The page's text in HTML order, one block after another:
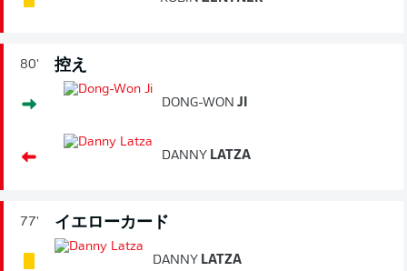
80' 控え
DONG-WON JI
DANNY LATZA
77' イエローカード
DANNY LATZA